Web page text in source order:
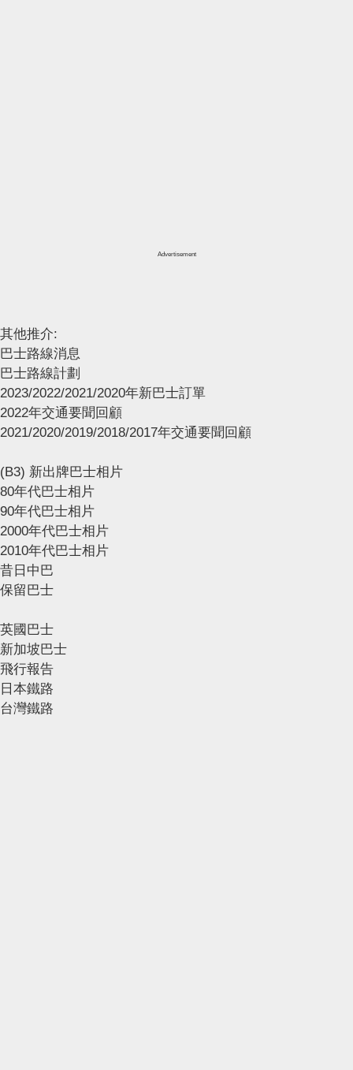
Advertisement
其他推介:
巴士路線消息
巴士路線計劃
2023/2022/2021/2020年新巴士訂單
2022年交通要聞回顧
2021/2020/2019/2018/2017年交通要聞回顧
(B3) 新出牌巴士相片
80年代巴士相片
90年代巴士相片
2000年代巴士相片
2010年代巴士相片
昔日中巴
保留巴士
英國巴士
新加坡巴士
飛行報告
日本鐵路
台灣鐵路